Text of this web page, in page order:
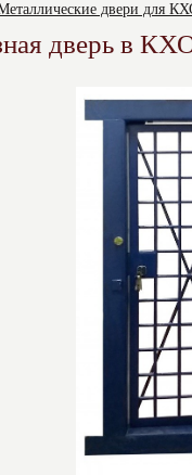
двери для
дверь в